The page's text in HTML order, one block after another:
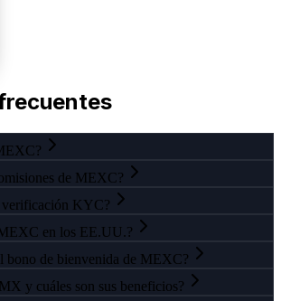
de MEXC?
KYC?
en los EE.UU.?
bono de bienvenida de MEXC?
y cuáles son sus beneficios?